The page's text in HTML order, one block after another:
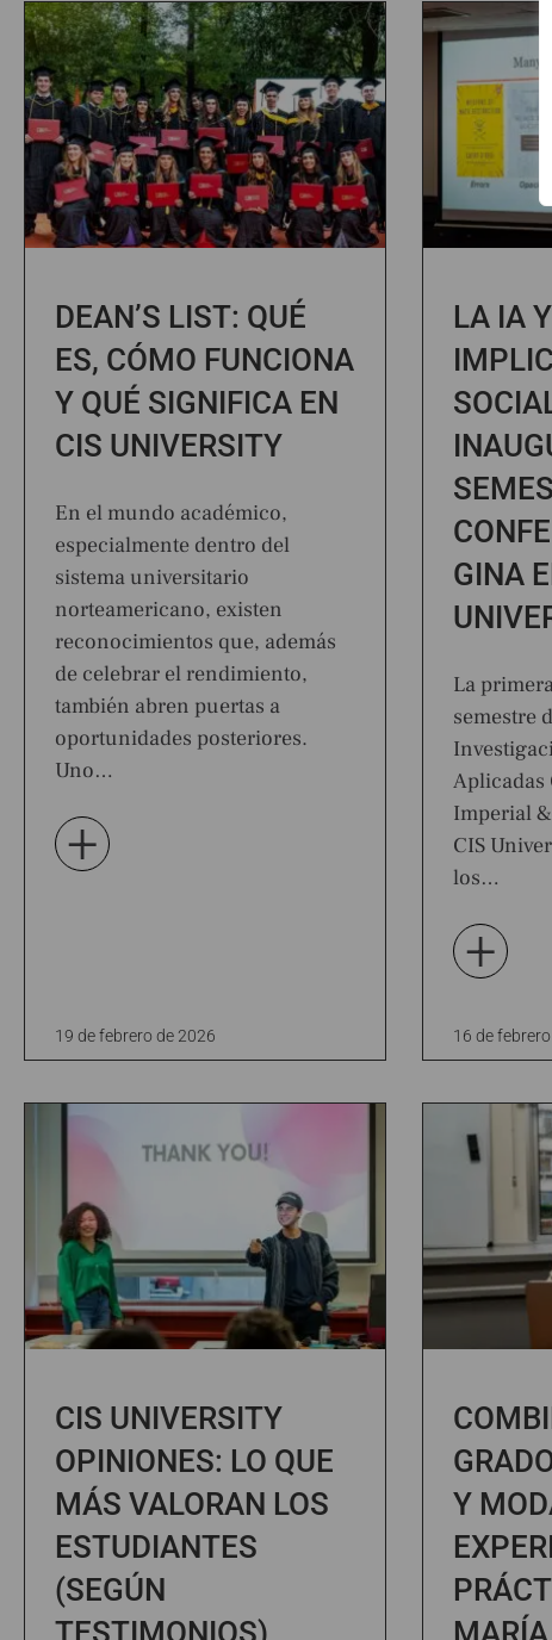
DEAN’S LIST: QUÉ
ES, CÓMO FUNCIONA
Y QUÉ SIGNIFICA EN
CIS UNIVERSITY
En el mundo académico,
especialmente dentro del
sistema universitario
norteamericano, existen
reconocimientos que, además
de celebrar el rendimiento,
también abren puertas a
oportunidades posteriores.
Uno…
+
19 de febrero de 2026
LA IA
GINA
La
semestre
Aplicadas
Imperial
CIS
los…
+
16 de
CIS UNIVERSITY
OPINIONES: LO QUE
MÁS VALORAN LOS
ESTUDIANTES
(SEGÚN
TESTIMONIOS)
Y